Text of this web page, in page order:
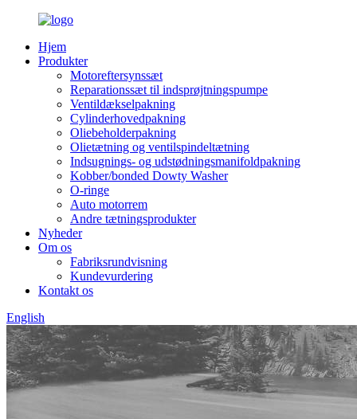
Hjem
Produkter
Motoreftersynssæt
Reparationssæt til indsprøjtningspumpe
Ventildækselpakning
Cylinderhovedpakning
Oliebeholderpakning
Olietætning og ventilspindeltætning
Indsugnings- og udstødningsmanifoldpakning
Kobber/bonded Dowty Washer
O-ringe
Auto motorrem
Andre tætningsprodukter
Nyheder
Om os
Fabriksrundvisning
Kundevurdering
Kontakt os
English